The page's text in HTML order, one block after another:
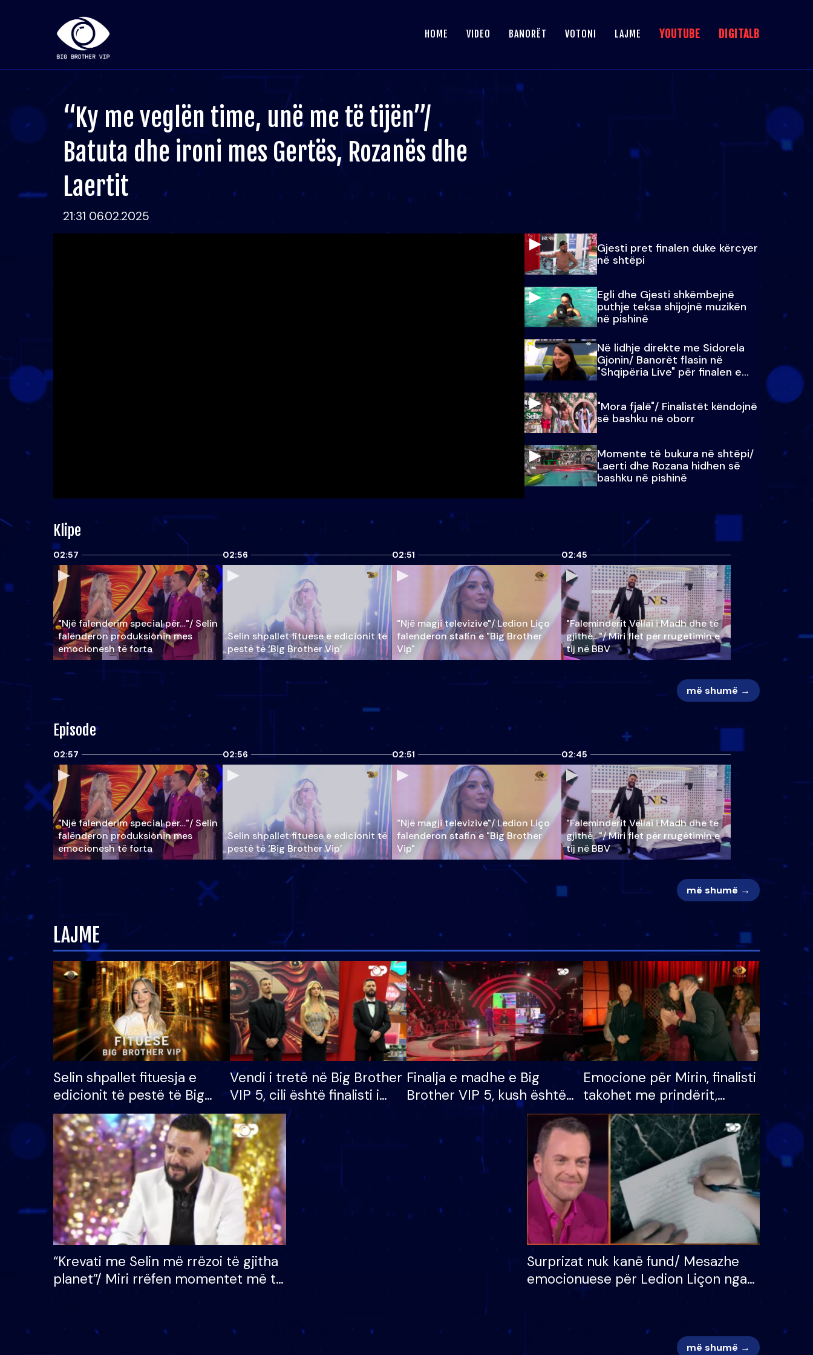
HOME VIDEO BANORËT VOTONI LAJME YOUTUBE DIGITALB
“Ky me veglën time, unë me të tijën”/
Batuta dhe ironi mes Gertës, Rozanës dhe
Laertit
21:31 06.02.2025
Gjesti pret finalen duke kërcyer
në shtëpi
Egli dhe Gjesti shkëmbejnë
puthje teksa shijojnë muzikën
në pishinë
Në lidhje direkte me Sidorela
Gjonin/ Banorët flasin në
"Shqipëria Live" për finalen e
madhe
"Mora fjalë"/ Finalistët këndojnë
së bashku në oborr
Momente të bukura në shtëpi/
Laerti dhe Rozana hidhen së
bashku në pishinë
Klipe
02:57
"Një falenderim special për…"/ Selin
falënderon produksionin mes
emocionesh të forta
02:56
Selin shpallet fituese e edicionit të
pestë të ‘Big Brother Vip’
02:51
"Një magji televizive"/ Ledion Liço
falenderon stafin e "Big Brother
Vip"
02:45
"Faleminderit Vëllai i Madh dhe të
gjithë…"/ Miri flet për rrugëtimin e
tij në BBV
më shumë →
Episode
02:57
"Një falenderim special për…"/ Selin
falënderon produksionin mes
emocionesh të forta
02:56
Selin shpallet fituese e edicionit të
pestë të ‘Big Brother Vip’
02:51
"Një magji televizive"/ Ledion Liço
falenderon stafin e "Big Brother
Vip"
02:45
"Faleminderit Vëllai i Madh dhe të
gjithë…"/ Miri flet për rrugëtimin e
tij në BBV
më shumë →
LAJME
Selin shpallet fituesja e
edicionit të pestë të Big
Brother VIP, rrëmben
çmimin e madh prej 100
mijë eurosh
Vendi i tretë në Big Brother
VIP 5, cili është finalisti i
radhës që lë shtëpinë
Finalja e madhe e Big
Brother VIP 5, kush është
banori i parë që lë shtëpinë
dhe humb mundësinë për
të fituar çmimin e madh
Emocione për Mirin, finalisti
takohet me prindërit,
vajzën dhe bashkëshorten:
S’kemi ndonjë letër divorci
apo jo?
“Krevati me Selin më rrëzoi të gjitha
planet”/ Miri rrëfen momentet më të
bukura në shtëpinë e BB VIP: Do më
Surprizat nuk kanë fund/ Mesazhe
emocionuese për Ledion Liçon nga
nëna dhe fëmijët e tij, moderatori
më shumë →